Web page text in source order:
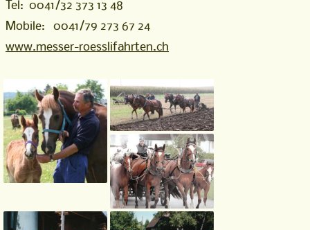
Tel: 0041/32 373 13 48
Mobile: 0041/79 273 67 24
www.messer-roesslifahrten.ch